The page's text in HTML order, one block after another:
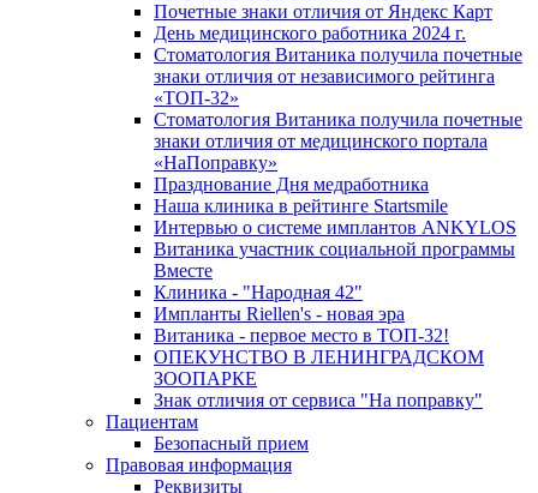
Почетные знаки отличия от Яндекс Карт
День медицинского работника 2024 г.
Стоматология Витаника получила почетные
знаки отличия от независимого рейтинга
«ТОП-32»
Стоматология Витаника получила почетные
знаки отличия от медицинского портала
«НаПоправку»
Празднование Дня медработника
Наша клиника в рейтинге Startsmile
Интервью о системе имплантов ANKYLOS
Витаника участник социальной программы
Вместе
Клиника - "Народная 42"
Импланты Riellen's - новая эра
Витаника - первое место в ТОП-32!
ОПЕКУНСТВО В ЛЕНИНГРАДСКОМ
ЗООПАРКЕ
Знак отличия от сервиса "На поправку"
Пациентам
Безопасный прием
Правовая информация
Реквизиты